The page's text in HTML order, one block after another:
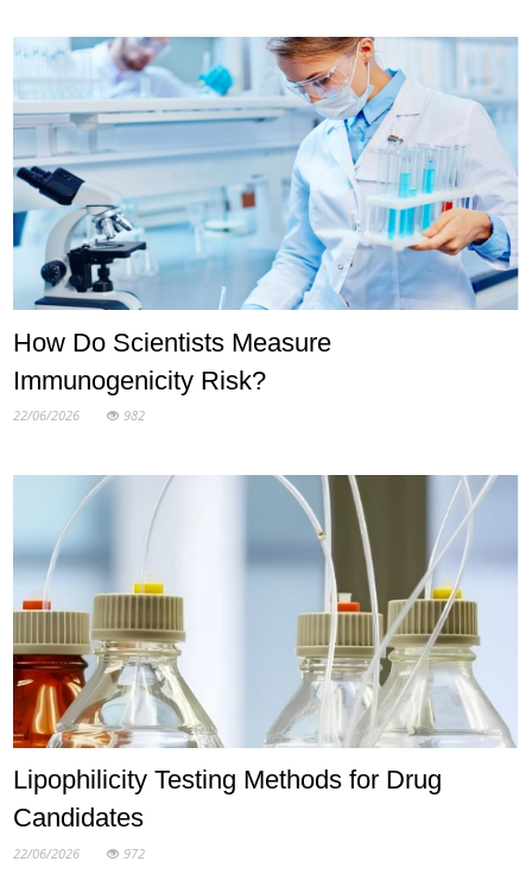
How Do Scientists Measure
Immunogenicity Risk?
22/06/2026 982
Lipophilicity Testing Methods for Drug
Candidates
22/06/2026 972